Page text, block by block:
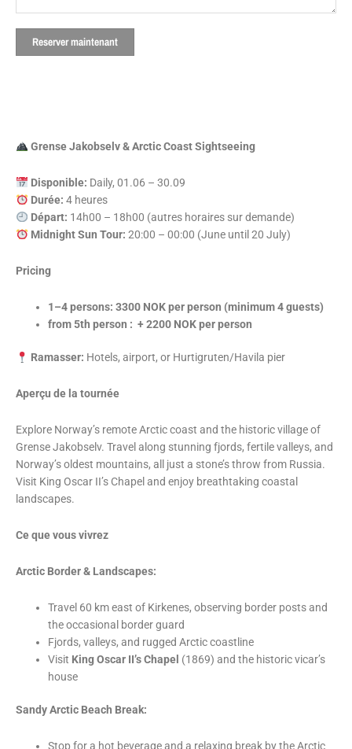
Reserver maintenant
Grense Jakobselv & Arctic Coast Sightseeing
Disponible: Daily, 01.06 – 30.09
Durée: 4 heures
Départ: 14h00 – 18h00 (autres horaires sur demande)
Midnight Sun Tour: 20:00 – 00:00 (June until 20 July)
Pricing
1–4 persons: 3300 NOK per person (minimum 4 guests)
from 5th person : + 2200 NOK per person
Ramasser: Hotels, airport, or Hurtigruten/Havila pier
Aperçu de la tournée
Explore Norway’s remote Arctic coast and the historic village of
Grense Jakobselv. Travel along stunning fjords, fertile valleys, and
Norway’s oldest mountains, all just a stone’s throw from Russia.
Visit King Oscar II’s Chapel and enjoy breathtaking coastal
landscapes.
Ce que vous vivrez
Arctic Border & Landscapes:
Travel 60 km east of Kirkenes, observing border posts and
the occasional border guard
Fjords, valleys, and rugged Arctic coastline
Visit King Oscar II’s Chapel (1869) and the historic vicar’s
house
Sandy Arctic Beach Break:
Stop for a hot beverage and a relaxing break by the Arctic